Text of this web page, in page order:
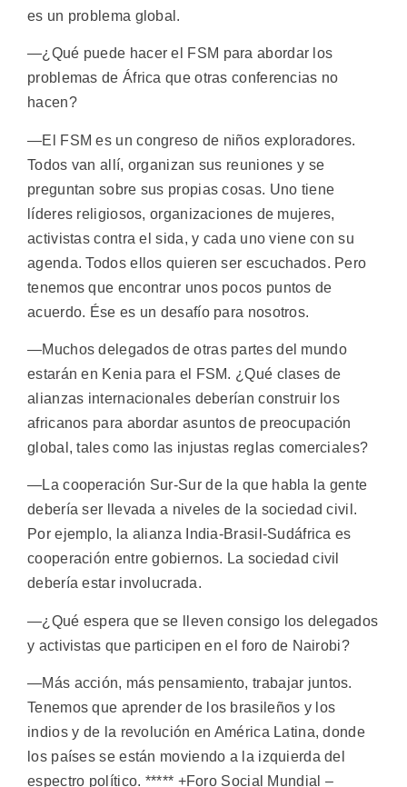
es un problema global.
—¿Qué puede hacer el FSM para abordar los
problemas de África que otras conferencias no
hacen?
—El FSM es un congreso de niños exploradores.
Todos van allí, organizan sus reuniones y se
preguntan sobre sus propias cosas. Uno tiene
líderes religiosos, organizaciones de mujeres,
activistas contra el sida, y cada uno viene con su
agenda. Todos ellos quieren ser escuchados. Pero
tenemos que encontrar unos pocos puntos de
acuerdo. Ése es un desafío para nosotros.
—Muchos delegados de otras partes del mundo
estarán en Kenia para el FSM. ¿Qué clases de
alianzas internacionales deberían construir los
africanos para abordar asuntos de preocupación
global, tales como las injustas reglas comerciales?
—La cooperación Sur-Sur de la que habla la gente
debería ser llevada a niveles de la sociedad civil.
Por ejemplo, la alianza India-Brasil-Sudáfrica es
cooperación entre gobiernos. La sociedad civil
debería estar involucrada.
—¿Qué espera que se lleven consigo los delegados
y activistas que participen en el foro de Nairobi?
—Más acción, más pensamiento, trabajar juntos.
Tenemos que aprender de los brasileños y los
indios y de la revolución en América Latina, donde
los países se están moviendo a la izquierda del
espectro político. ***** +Foro Social Mundial –